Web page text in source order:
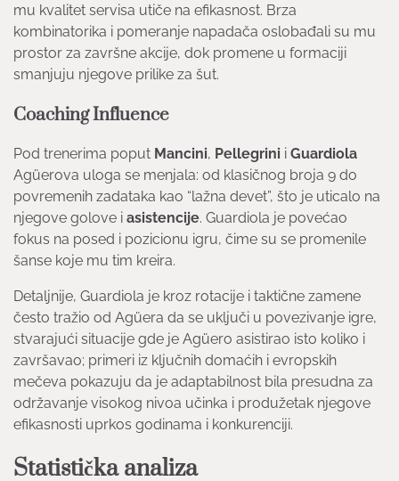
mu kvalitet servisa utiče na efikasnost. Brza
kombinatorika i pomeranje napadača oslobađali su mu
prostor za završne akcije, dok promene u formaciji
smanjuju njegove prilike za šut.
Coaching Influence
Pod trenerima poput Mancini, Pellegrini i Guardiola
Agüerova uloga se menjala: od klasičnog broja 9 do
povremenih zadataka kao “lažna devet”, što je uticalo na
njegove golove i asistencije. Guardiola je povećao
fokus na posed i pozicionu igru, čime su se promenile
šanse koje mu tim kreira.
Detaljnije, Guardiola je kroz rotacije i taktične zamene
često tražio od Agüera da se uključi u povezivanje igre,
stvarajući situacije gde je Agüero asistirao isto koliko i
završavao; primeri iz klјučnih domaćih i evropskih
mečeva pokazuju da je adaptabilnost bila presudna za
održavanje visokog nivoa učinka i produžetak njegove
efikasnosti uprkos godinama i konkurenciji.
Statistička analiza